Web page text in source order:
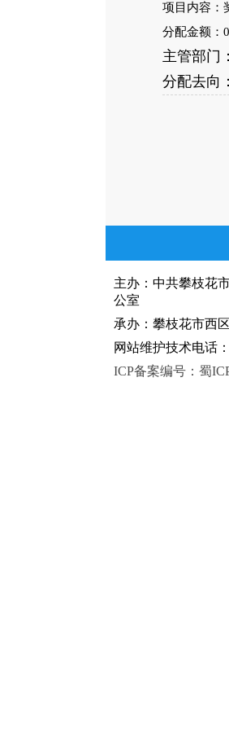
项目内容：
分配金额：
主管部门
分配去向
主办：中共攀枝
公室
承办：攀枝花市西
网站维护技术电话
ICP备案编号：蜀